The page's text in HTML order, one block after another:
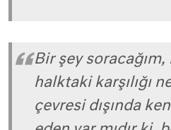
Bir şey
halktaki karşılığı
çevresi dışında